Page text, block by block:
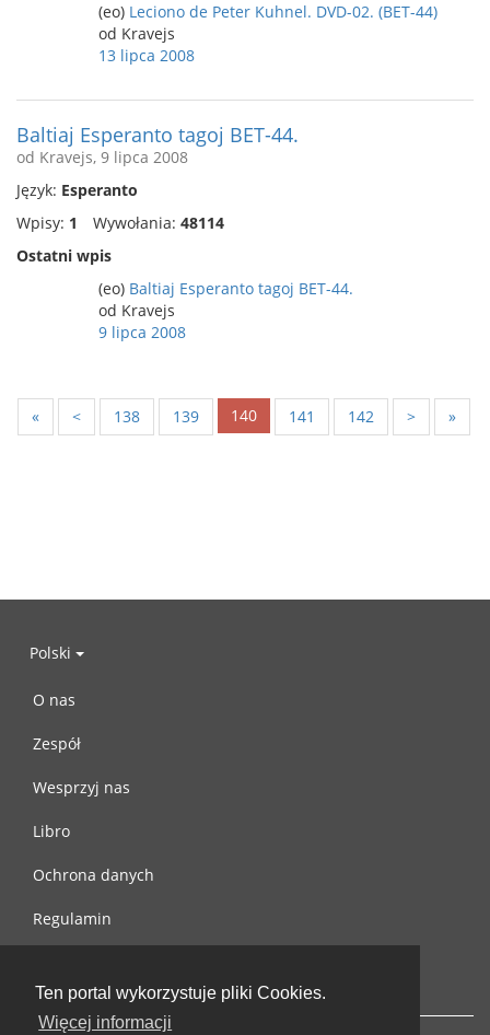
Ten portal wykorzystuje pliki Cookies.
Więcej informacji
(eo) Leciono de Peter Kuhnel. DVD-02. (BET-44)
od Kravejs
13 lipca 2008
Baltiaj Esperanto tagoj BET-44.
od Kravejs, 9 lipca 2008
Język: Esperanto
Wpisy: 1 Wywołania: 48114
Ostatni wpis
(eo) Baltiaj Esperanto tagoj BET-44.
od Kravejs
9 lipca 2008
« < 138 139 140 141 142 > »
Polski
O nas
Zespół
Wesprzyj nas
Libro
Ochrona danych
Regulamin